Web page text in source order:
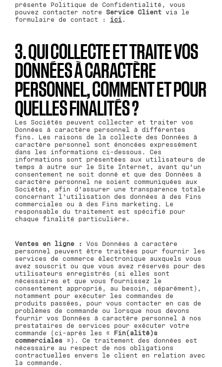
présente Politique de Confidentialité, vous
pouvez contacter notre Service Client via le
formulaire de contact : ici .
3. QUI COLLECTE ET TRAITE VOS
DONNÉES À CARACTÈRE
PERSONNEL, COMMENT ET POUR
QUELLES FINALITÉS ?
Les Sociétés peuvent collecter et traiter vos
Données à caractère personnel à différentes
fins. Les raisons de la collecte des Données à
caractère personnel sont énoncées expressément
dans les informations ci-dessous. Ces
informations sont présentées aux utilisateurs de
temps à autre sur le Site Internet, avant qu’un
consentement ne soit donné et que des Données à
caractère personnel ne soient communiquées aux
Sociétés, afin d’assurer une transparence totale
concernant l’utilisation des données à des Fins
commerciales ou à des Fins marketing. Le
responsable du traitement est spécifié pour
chaque finalité particulière.
Ventes en ligne :
Vos Données à caractère
personnel peuvent être traitées pour fournir les
services de commerce électronique auxquels vous
avez souscrit ou que vous avez réservés pour des
utilisateurs enregistrés (si elles sont
nécessaires et que vous fournissez le
consentement approprié, au besoin, séparément),
notamment pour exécuter les commandes de
produits passées, pour vous contacter en cas de
problèmes de commande ou lorsque nous devons
fournir vos Données à caractère personnel à nos
prestataires de services pour exécuter votre
commande (ci-après les « Fin(alité)s
commerciales »). Ce traitement des données est
nécessaire au respect de nos obligations
contractuelles envers le client en relation avec
la commande.